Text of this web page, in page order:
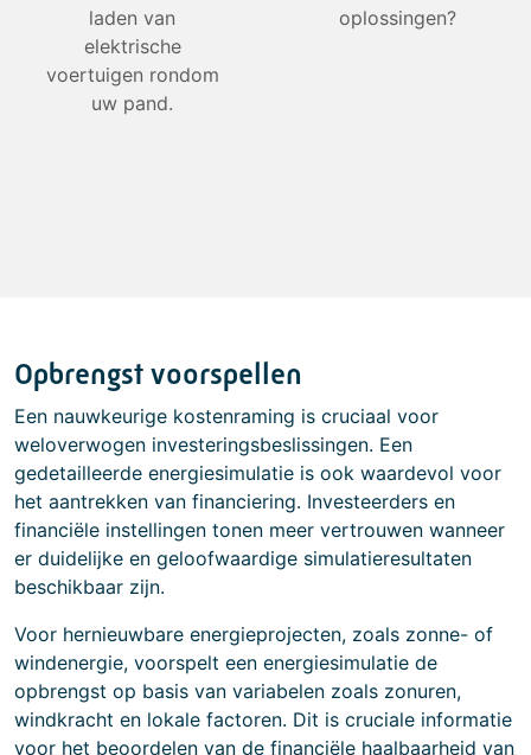
laden van
elektrische
voertuigen rondom
uw pand.
oplossingen?
Opbrengst voorspellen
Een nauwkeurige kostenraming is cruciaal voor
weloverwogen investeringsbeslissingen. Een
gedetailleerde energiesimulatie is ook waardevol voor
het aantrekken van financiering. Investeerders en
financiële instellingen tonen meer vertrouwen wanneer
er duidelijke en geloofwaardige simulatieresultaten
beschikbaar zijn.
Voor hernieuwbare energieprojecten, zoals zonne- of
windenergie, voorspelt een energiesimulatie de
opbrengst op basis van variabelen zoals zonuren,
windkracht en lokale factoren. Dit is cruciale informatie
voor het beoordelen van de financiële haalbaarheid van